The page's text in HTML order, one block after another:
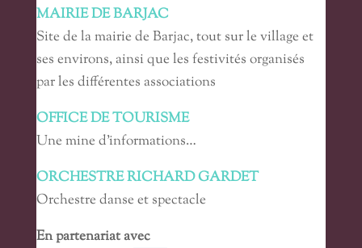
MAIRIE DE BARJAC
Site de la mairie de Barjac, tout sur le village et
ses environs, ainsi que les festivités organisés
par les différentes associations
OFFICE DE TOURISME
Une mine d’informations…
ORCHESTRE RICHARD GARDET
Orchestre danse et spectacle
En partenariat avec